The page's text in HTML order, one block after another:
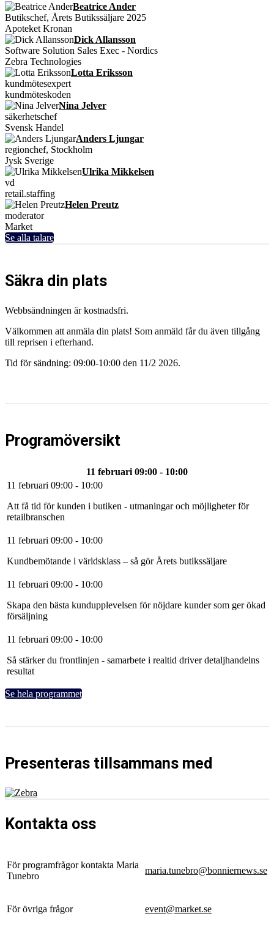
Beatrice Ander
Butikschef, Årets Butikssäljare 2025
Apoteket Kronan
Dick Allansson
Software Solution Sales Exec - Nordics
Zebra Technologies
Lotta Eriksson
kundmötesexpert
kundmöteskoden
Nina Jelver
säkerhetschef
Svensk Handel
Anders Ljungar
regionchef, Stockholm
Jysk Sverige
Ulrika Mikkelsen
vd
retail.staffing
Helen Preutz
moderator
Market
Se alla talare
Säkra din plats
Webbsändningen är kostnadsfri.
Välkommen att anmäla din plats! Som anmäld får du även tillgång
till reprisen i efterhand.
Tid för sändning: 09:00-10:00 den 11/2 2026.
Programöversikt
11 februari 09:00 - 10:00
Att få tid för kunden i butiken - utmaningar och möjligheter för
retailbranschen
Kundbemötande i världsklass – så gör Årets butikssäljare
Skapa den bästa kundupplevelsen för nöjdare kunder som ger ökad
försäljning
Så stärker du frontlinjen - samarbete i realtid driver detaljhandelns
resultat
Se hela programmet
Presenteras tillsammans med
Kontakta oss
För programfrågor kontakta Maria
Tunebro
maria.tunebro@bonniernews.se
För övriga frågor event@market.se